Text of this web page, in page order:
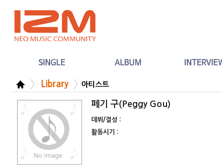
Library 아티스트
페기 구(Peggy Gou)
데뷔/결성 :
활동시기 :